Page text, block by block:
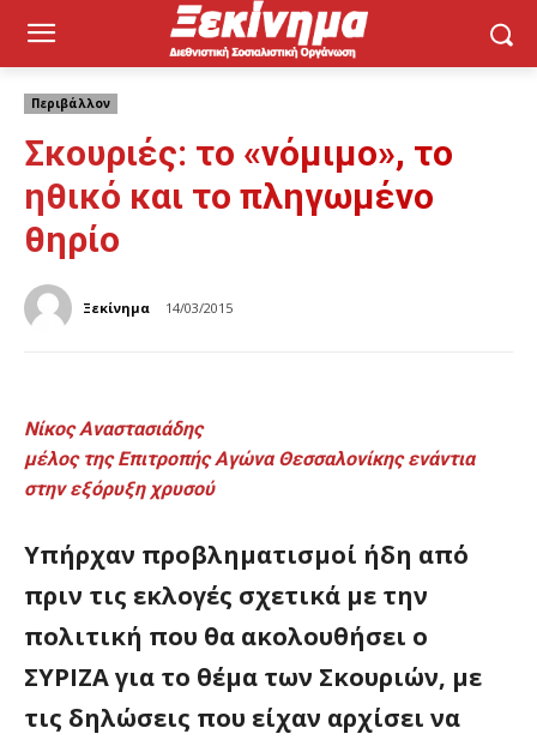
Περιβάλλον
Σκουριές: το «νόμιμο», το
ηθικό και το πληγωμένο
θηρίο
Ξεκίνημα 14/03/2015
Νίκος Αναστασιάδης
μέλος της Επιτροπής Αγώνα Θεσσαλονίκης ενάντια
στην εξόρυξη χρυσού
Υπήρχαν προβληματισμοί ήδη από
πριν τις εκλογές σχετικά με την
πολιτική που θα ακολουθήσει ο
ΣΥΡΙΖΑ για το θέμα των Σκουριών, με
τις δηλώσεις που είχαν αρχίσει να